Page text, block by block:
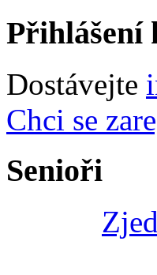
Přihlášení
Dostávejte
Chci se
Senioři